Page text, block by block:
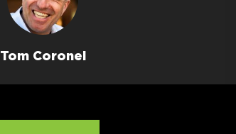
Tom Coronel